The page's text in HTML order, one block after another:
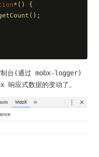
*( ) {
制台(通过 mobx-logger)
响应式数据的变动了。